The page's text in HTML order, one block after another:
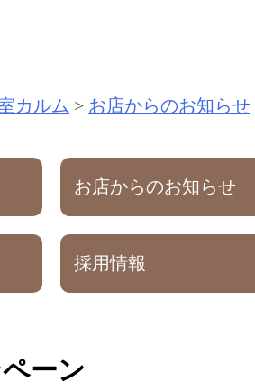
カルム > お店からのお知らせ
お店からのお知らせ
採用情報
ーン